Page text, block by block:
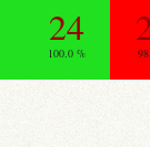
24
100.0 %